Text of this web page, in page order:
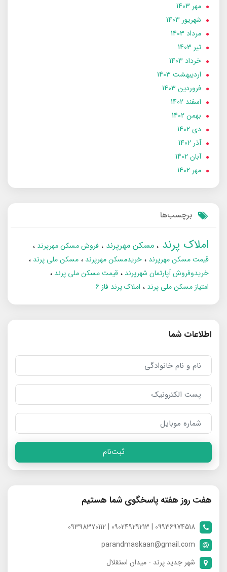
مهر 1403
شهریور 1403
مرداد 1403
تير 1403
خرداد 1403
ارديبهشت 1403
فروردین 1403
اسفند 1402
بهمن 1402
دی 1402
آذر 1402
آبان 1402
مهر 1402
برچسب‌ها
املاک پرند مسکن مهرپرند
فروش مسکن مهرپرند
قیمت مسکن مهرپرند
خریدمسکن مهرپرند
مسکن ملی پرند
خریدوفروش آپارتمان شهرپرند
قیمت مسکن ملی پرند
امتیاز مسکن ملی پرند
املاک پرند فاز 6
اطلاعات شما
ثبت‌نام
هفت روز هفته پاسخگوی شما هستیم
09936974518 | 09024929213 | 09398370112
parandmaskaan@gmail.com
شهر جدید پرند - میدان استقلال